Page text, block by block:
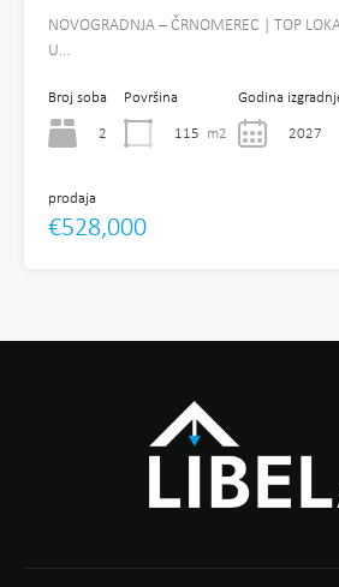
NOVOGRADNJA – ČRNOMEREC | TOP
U…
Broj soba
2
Površina
115 m2
Godina
2027
prodaja
€528,000